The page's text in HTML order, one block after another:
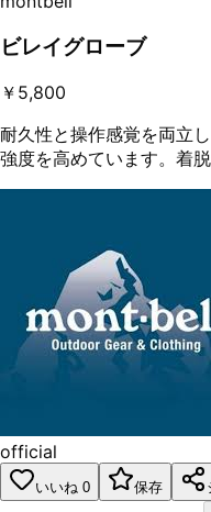
ビレイグローブ
￥5,800
耐久性と操作感覚を両立
強度を高めています。着
official
いいね 0 保存